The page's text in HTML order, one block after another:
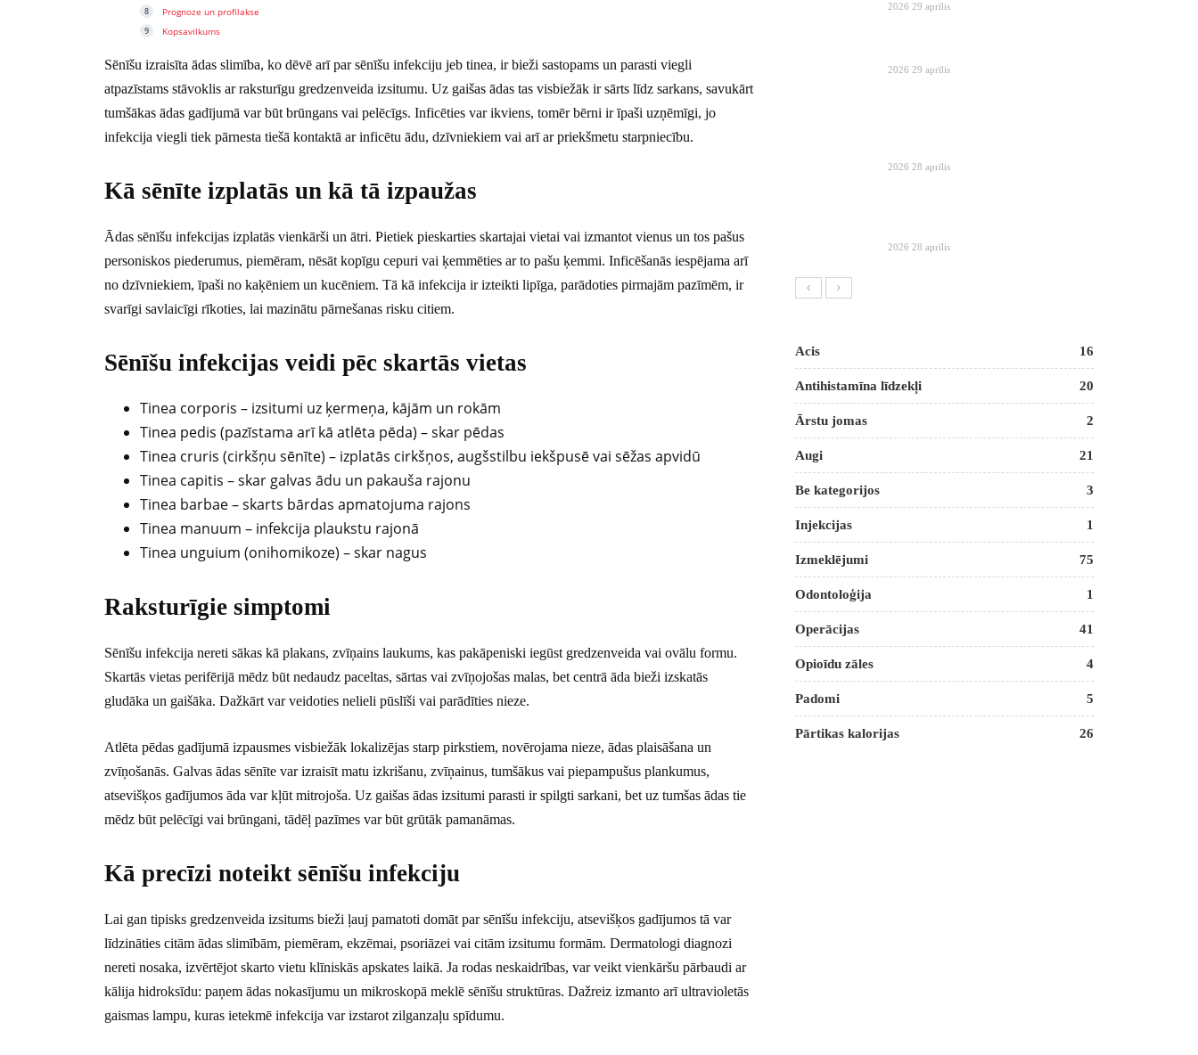
Prognoze un profilakse
Kopsavilkums
Sēnīšu izraisīta ādas slimība, ko dēvē arī par sēnīšu infekciju jeb tinea, ir bieži sastopams un parasti viegli
atpazīstams stāvoklis ar raksturīgu gredzenveida izsitumu. Uz gaišas ādas tas visbiežāk ir sārts līdz sarkans, savukārt
tumšākas ādas gadījumā var būt brūngans vai pelēcīgs. Inficēties var ikviens, tomēr bērni ir īpaši uzņēmīgi, jo
infekcija viegli tiek pārnesta tiešā kontaktā ar inficētu ādu, dzīvniekiem vai arī ar priekšmetu starpniecību.
Kā sēnīte izplatās un kā tā izpaužas
Ādas sēnīšu infekcijas izplatās vienkārši un ātri. Pietiek pieskarties skartajai vietai vai izmantot vienus un tos pašus
personiskos piederumus, piemēram, nēsāt kopīgu cepuri vai ķemmēties ar to pašu ķemmi. Inficēšanās iespējama arī
no dzīvniekiem, īpaši no kaķēniem un kucēniem. Tā kā infekcija ir izteikti lipīga, parādoties pirmajām pazīmēm, ir
svarīgi savlaicīgi rīkoties, lai mazinātu pārnešanas risku citiem.
Sēnīšu infekcijas veidi pēc skartās vietas
Tinea corporis – izsitumi uz ķermeņa, kājām un rokām
Tinea pedis (pazīstama arī kā atlēta pēda) – skar pēdas
Tinea cruris (cirkšņu sēnīte) – izplatās cirkšņos, augšstilbu iekšpusē vai sēžas apvidū
Tinea capitis – skar galvas ādu un pakauša rajonu
Tinea barbae – skarts bārdas apmatojuma rajons
Tinea manuum – infekcija plaukstu rajonā
Tinea unguium (onihomikoze) – skar nagus
Raksturīgie simptomi
Sēnīšu infekcija nereti sākas kā plakans, zvīņains laukums, kas pakāpeniski iegūst gredzenveida vai ovālu formu.
Skartās vietas perifērijā mēdz būt nedaudz paceltas, sārtas vai zvīņojošas malas, bet centrā āda bieži izskatās
gludāka un gaišāka. Dažkārt var veidoties nelieli pūslīši vai parādīties nieze.
Atlēta pēdas gadījumā izpausmes visbiežāk lokalizējas starp pirkstiem, novērojama nieze, ādas plaisāšana un
zvīņošanās. Galvas ādas sēnīte var izraisīt matu izkrišanu, zvīņainus, tumšākus vai piepampušus plankumus,
atsevišķos gadījumos āda var kļūt mitrojoša. Uz gaišas ādas izsitumi parasti ir spilgti sarkani, bet uz tumšas ādas tie
mēdz būt pelēcīgi vai brūngani, tādēļ pazīmes var būt grūtāk pamanāmas.
Kā precīzi noteikt sēnīšu infekciju
Lai gan tipisks gredzenveida izsitums bieži ļauj pamatoti domāt par sēnīšu infekciju, atsevišķos gadījumos tā var
līdzināties citām ādas slimībām, piemēram, ekzēmai, psoriāzei vai citām izsitumu formām. Dermatologi diagnozi
nereti nosaka, izvērtējot skarto vietu klīniskās apskates laikā. Ja rodas neskaidrības, var veikt vienkāršu pārbaudi ar
kālija hidroksīdu: paņem ādas nokasījumu un mikroskopā meklē sēnīšu struktūras. Dažreiz izmanto arī ultravioletās
gaismas lampu, kuras ietekmē infekcija var izstarot zilganzaļu spīdumu.
2026 29 aprīlis
2026 29 aprīlis
2026 28 aprīlis
2026 28 aprīlis
Acis 16
Antihistamīna līdzekļi 20
Ārstu jomas 2
Augi 21
Be kategorijos 3
Injekcijas 1
Izmeklējumi 75
Odontoloģija 1
Operācijas 41
Opioīdu zāles 4
Padomi 5
Pārtikas kalorijas 26